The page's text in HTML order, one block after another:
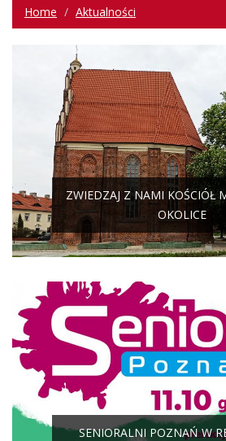
Home Aktualności
ZWIEDZAJ Z NAMI KOŚCIÓŁ
OKOLICE
SENIORALNI POZNAŃ W